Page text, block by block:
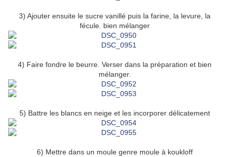
3) Ajouter ensuite le sucre vanillé puis la farine, la levure, la
fécule. bien mélanger
4) Faire fondre le beurre. Verser dans la préparation et bien
mélanger.
5) Battre les blancs en neige et les incorporer délicatement
6) Mettre dans un moule genre moule à koukloff